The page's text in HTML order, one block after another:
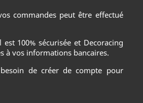
commandes peut être effectué
100% sécurisée et Decoracing
à vos informations bancaires.
de créer de compte pour